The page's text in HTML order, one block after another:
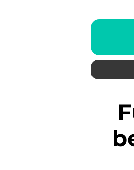
Fuge Badeværelse: Alt, du